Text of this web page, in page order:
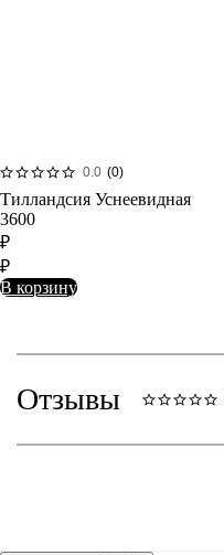
0.0 (0)
Тилландсия Уснеевидная
3600
₽
₽
В корзину
Отзывы